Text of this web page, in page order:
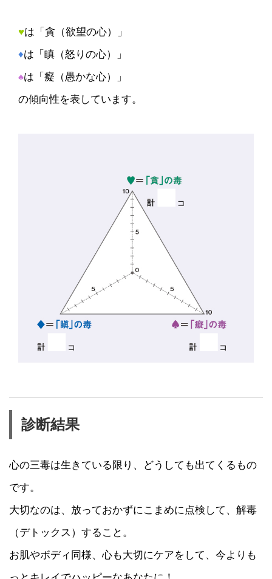
♥は「貪（欲望の心）」
♦は「瞋（怒りの心）」
♠は「癡（愚かな心）」
の傾向性を表しています。
診断結果
心の三毒は生きている限り、どうしても出てくるもの
です。
大切なのは、放っておかずにこまめに点検して、解毒
（デトックス）すること。
お肌やボディ同様、心も大切にケアをして、今よりも